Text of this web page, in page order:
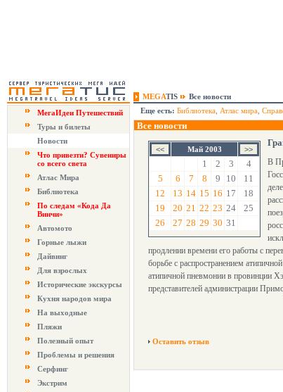
MEGATIS
Все новости
МегаИдеи Путешествий
Туры и билеты
Новости
Что привезти? Сувениры
со всего света
Атлас Мира
Библиотека
По следам «Кода Да
Винчи»
Автомото
Горные лыжи
Дайвинг
Для взрослых
Исторические экскурсы
Кухня народов мира
На выходные
Пляжи
Полезный опыт
Проблемы и решения
Серфинг
Экстрим
Еще есть: Библиотека Атлас мира
Все новости
Май 2003
1 2 3
4
5
6 7 8 9 10
11
12
13 14 15 16 17
18
19
20 21 22 23 24
25
26
27 28 29 30 31
В
продлении времени его работы с
борьбе с распространением
атипичной пневмонии в провинции
представителей администрации
Оставить отзыв